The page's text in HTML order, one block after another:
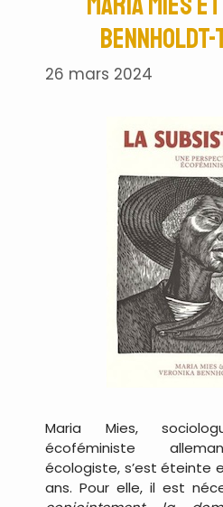
Bennholdt-
26 mars 2024
Maria Mies,
écoféministe
écologiste, s’est éteinte
ans. Pour elle, il est